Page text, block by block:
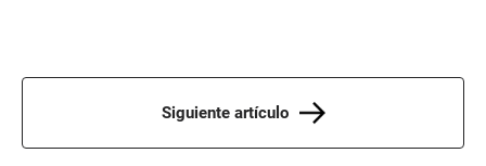
Siguiente artículo